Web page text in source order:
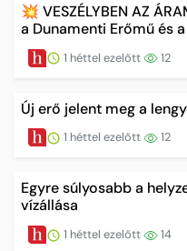
💥 VESZÉLYBEN AZ
a Dunamenti Erőmű és
1 héttel ezelőtt 12
Új erő jelent meg a
1 héttel ezelőtt 12
Egyre súlyosabb a
vízállása
1 héttel ezelőtt 14